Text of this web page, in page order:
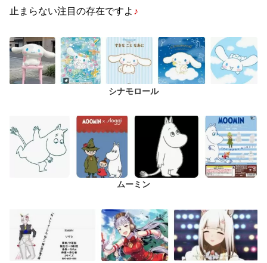
止まらない注目の存在ですよ ♪
シナモロール
ムーミン